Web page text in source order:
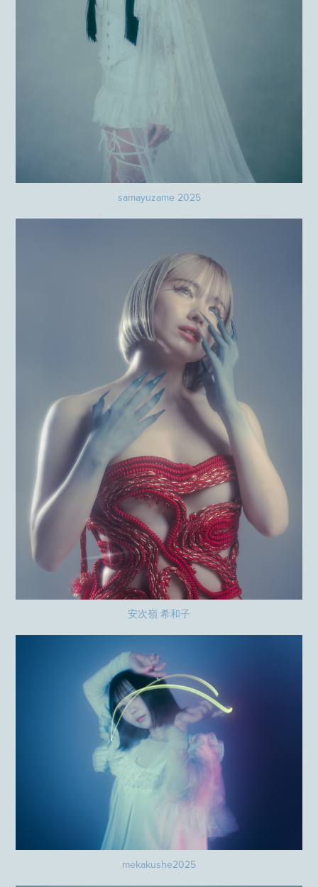
samayuzame 2025
安次嶺 希和子
mekakushe2025